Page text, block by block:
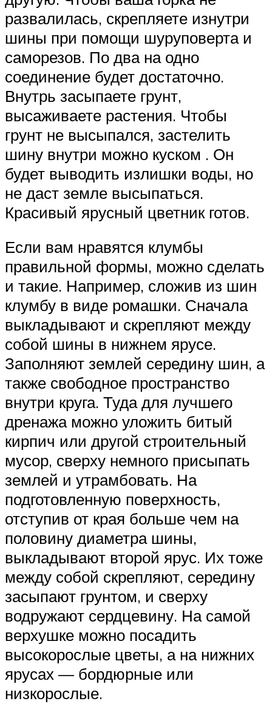
развалилась, скрепляете изнутри
шины при помощи шуруповерта и
саморезов. По два на одно
соединение будет достаточно.
Внутрь засыпаете грунт,
высаживаете растения. Чтобы
грунт не высыпался, застелить
шину внутри можно куском . Он
будет выводить излишки воды, но
не даст земле высыпаться.
Красивый ярусный цветник готов.
Если вам нравятся клумбы
правильной формы, можно сделать
и такие. Например, сложив из шин
клумбу в виде ромашки. Сначала
выкладывают и скрепляют между
собой шины в нижнем ярусе.
Заполняют землей середину шин, а
также свободное пространство
внутри круга. Туда для лучшего
дренажа можно уложить битый
кирпич или другой строительный
мусор, сверху немного присыпать
землей и утрамбовать. На
подготовленную поверхность,
отступив от края больше чем на
половину диаметра шины,
выкладывают второй ярус. Их тоже
между собой скрепляют, середину
засыпают грунтом, и сверху
водружают сердцевину. На самой
верхушке можно посадить
высокорослые цветы, а на нижних
ярусах — бордюрные или
низкорослые.